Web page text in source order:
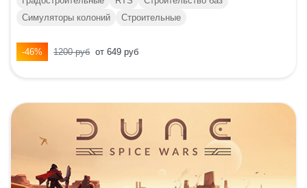
Симуляторы колоний
Строительные
-46% 1200 руб от 649 руб